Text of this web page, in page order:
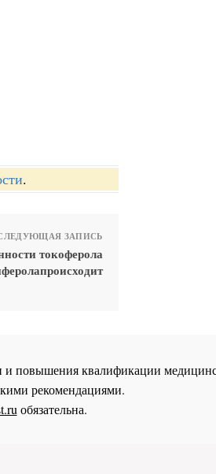
.
ЗАПИСЬ
токоферола
и повышения квалификации
рекомендациями.
обязательна.